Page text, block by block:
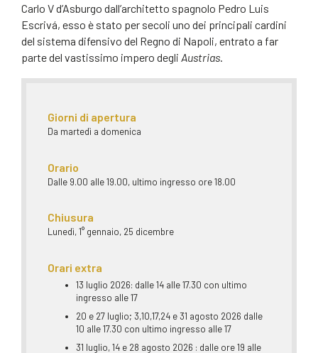
Carlo V d’Asburgo dall’architetto spagnolo Pedro Luis
Escrivá, esso è stato per secoli uno dei principali cardini
del sistema difensivo del Regno di Napoli, entrato a far
parte del vastissimo impero degli Austrias.
Giorni di apertura
Da martedì a domenica
Orario
Dalle 9.00 alle 19.00, ultimo ingresso ore 18.00
Chiusura
Lunedì, 1° gennaio, 25 dicembre
Orari extra
13 luglio 2026: dalle 14 alle 17.30 con ultimo
ingresso alle 17
20 e 27 luglio; 3,10,17,24 e 31 agosto 2026 dalle
10 alle 17.30 con ultimo ingresso alle 17
31 luglio, 14 e 28 agosto 2026 : dalle ore 19 alle